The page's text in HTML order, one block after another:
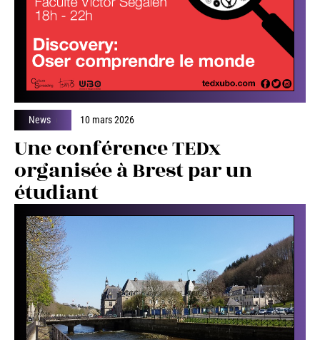
News 10 mars 2026
Une conférence TEDx
organisée à Brest par un
étudiant